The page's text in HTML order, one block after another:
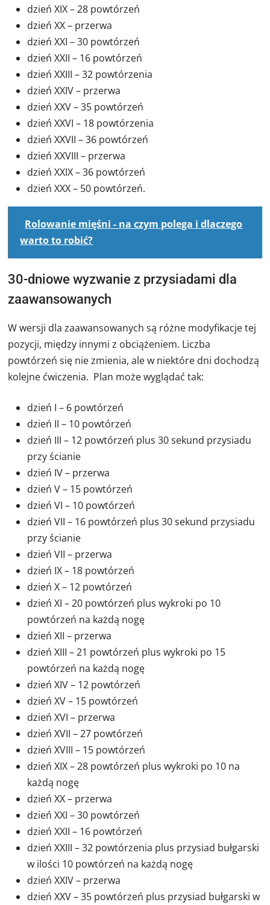
dzień XIX – 28 powtórzeń
dzień XX – przerwa
dzień XXI – 30 powtórzeń
dzień XXII – 16 powtórzeń
dzień XXIII – 32 powtórzenia
dzień XXIV – przerwa
dzień XXV – 35 powtórzeń
dzień XXVI – 18 powtórzenia
dzień XXVII – 36 powtórzeń
dzień XXVIII – przerwa
dzień XXIX – 36 powtórzeń
dzień XXX – 50 powtórzeń.
Rolowanie mięśni - na czym polega i dlaczego
warto to robić?
30-dniowe wyzwanie z przysiadami dla
zaawansowanych
W wersji dla zaawansowanych są różne modyfikacje tej
pozycji, między innymi z obciążeniem. Liczba
powtórzeń się nie zmienia, ale w niektóre dni dochodzą
kolejne ćwiczenia. Plan może wyglądać tak:
dzień I – 6 powtórzeń
dzień II – 10 powtórzeń
dzień III – 12 powtórzeń plus 30 sekund przysiadu
przy ścianie
dzień IV – przerwa
dzień V – 15 powtórzeń
dzień VI – 10 powtórzeń
dzień VII – 16 powtórzeń plus 30 sekund przysiadu
przy ścianie
dzień VII – przerwa
dzień IX – 18 powtórzeń
dzień X – 12 powtórzeń
dzień XI – 20 powtórzeń plus wykroki po 10
powtórzeń na każdą nogę
dzień XII – przerwa
dzień XIII – 21 powtórzeń plus wykroki po 15
powtórzeń na każdą nogę
dzień XIV – 12 powtórzeń
dzień XV – 15 powtórzeń
dzień XVI – przerwa
dzień XVII – 27 powtórzeń
dzień XVIII – 15 powtórzeń
dzień XIX – 28 powtórzeń plus wykroki po 10 na
każdą nogę
dzień XX – przerwa
dzień XXI – 30 powtórzeń
dzień XXII – 16 powtórzeń
dzień XXIII – 32 powtórzenia plus przysiad bułgarski
w ilości 10 powtórzeń na każdą nogę
dzień XXIV – przerwa
dzień XXV – 35 powtórzeń plus przysiad bułgarski w